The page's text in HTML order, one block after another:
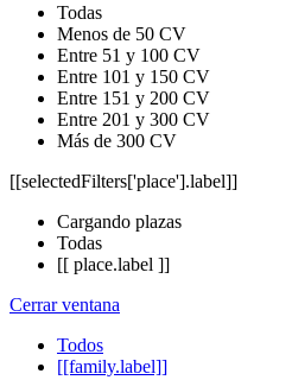
Todas
Menos de 50 CV
Entre 51 y 100 CV
Entre 101 y 150 CV
Entre 151 y 200 CV
Entre 201 y 300 CV
Más de 300 CV
[[selectedFilters['place'].label]]
Cargando plazas
Todas
[[ place.label ]]
Cerrar ventana
Todos
[[family.label]]